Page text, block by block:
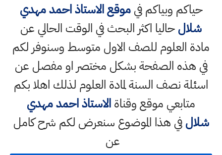
حياكم وبياكم فيموقع الاستاذ احمد مهدي
شلالحاليا اكثر البحث في الوقت الحالي عن
مادة العلوم للصف الاول متوسط وسنوفر لكم
في هذه الصفحة بشكل مختصر او مفصل عن
اسئلة نصف السنة لمادة العلوم لذلك اهلا بكم
متابعي موقع وقناةالاستاذ احمد مهدي
شلالفي هذا الموضوع سنعرض لكم شرح كامل
عن